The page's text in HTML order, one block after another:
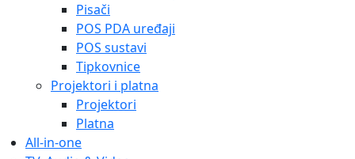
Pisači
POS PDA uređaji
POS sustavi
Tipkovnice
Projektori i platna
Projektori
Platna
All-in-one